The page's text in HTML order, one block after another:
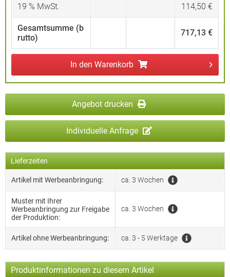
19 % MwSt. 114,50 €
Gesamtsumme (b
rutto)
717,13 €
In den Warenkorb
Angebot drucken
Individuelle Anfrage
Lieferzeiten
Artikel mit Werbeanbringung: ca. 3 Wochen
Muster mit Ihrer
Werbeanbringung zur Freigabe
der Produktion:
ca. 3 Wochen
Artikel ohne Werbeanbringung: ca. 3 - 5 Werktage
Produktinformationen zu diesem Artikel